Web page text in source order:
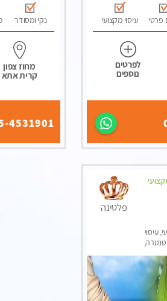
פרטי עיסוי מקצועי
לפרטים
נוספים
נקי ומסודר
מחוז צפון
קרית אתא
4531901
עיסוי
טנטרה,
פלטינה